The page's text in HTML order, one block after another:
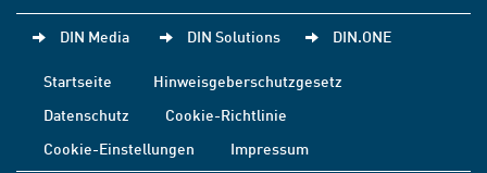
DIN Media DIN Solutions DIN.ONE
Startseite
Hinweisgeberschutzgesetz
Datenschutz
Cookie-Richtlinie
Cookie-Einstellungen
Impressum